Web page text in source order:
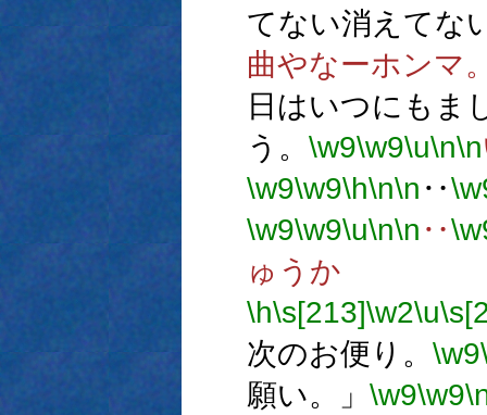
てない消えてな
曲やなーホンマ
日はいつにもま
う。 \w9\w9\u\n\n
\w9\w9\h\n\n ‥
\w9\w9\u\n\n ‥
ゅうか
\h\s[213]\w2\u
次のお便り。 \w9
願い。」 \w9\w9